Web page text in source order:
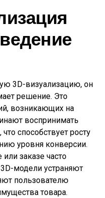
3D-визуализацию, он
решение. Это
возникающих на
воспринимать
способствует росту
уровня конверсии.
заказе часто
модели устраняют
пользователю
товара.